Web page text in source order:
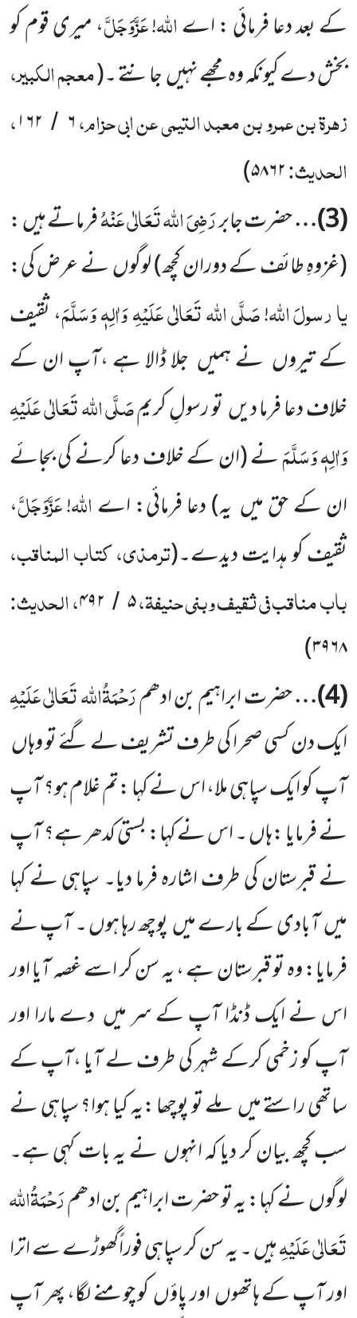
کے بعد دعا فرمائی : اےاللہ!عَزَّوَجَلَّ، میری قوم کو
بخش دے کیونکہ وہ مجھے نہیں جانتے ۔(معجم الکبیر،
زہرۃ بن عمرو بن معبد التیمی عن ابی حزام،۶ / ۱۶۲،
الحدیث:۵۸۶۲)
(3)
…حضرت جابررَضِیَ اللہ تَعَالٰی عَنْہُفرماتے ہیں :
(غزوہِ طائف کے دوران کچھ)لوگوں نے عرض کی:
یارسولَاللہ!صَلَّی اللہ تَعَالٰی عَلَیْہِ وَاٰلِہٖ وَسَلَّمَ، ثقیف
کے تیروں نے ہمیں جلا ڈالا ہے ،آپ ان کے
خلاف دعا فرما دیں تو رسولِ کریمصَلَّی اللہ تَعَالٰی عَلَیْہِ
وَاٰلِہٖ وَسَلَّمَنے(ان کے خلاف دعا کرنے کی بجائے
ان کے حق میں یہ)دعا فرمائی: اےاللہ!عَزَّوَجَلَّ،
ثقیف کو ہدایت دیدے۔(ترمذی، کتاب المناقب،
باب مناقب فی ثقیف وبنی حنیفۃ،۵ / ۴۹۲، الحدیث:
۳۹۶۸)
(4)
…حضرت ابراہیم بن ادھمرَحْمَۃُاللہ تَعَالٰی عَلَیْہِ
ایک دن کسی صحرا کی طرف تشریف لے گئے تو وہاں
آپ کو ایک سپاہی ملا، اس نے کہا :تم غلام ہو؟ آپ
نے فرمایا :ہاں ۔ اس نے کہا: بستی کدھر ہے؟ آپ
نے قبرستان کی طرف اشارہ فرما دیا۔ سپاہی نے کہا
میں آبادی کے بارے میں پوچھ رہا ہوں ۔ آپ نے
فرمایا: وہ تو قبرستان ہے ، یہ سن کر اسے غصہ آیا اور
اس نے ایک ڈنڈا آپ کے سر میں دے مارا اور
آپ کو زخمی کرکے شہر کی طرف لے آیا ،آپ کے
ساتھی راستے میں ملے تو پوچھا :یہ کیا ہوا؟ سپاہی نے
سب کچھ بیان کر دیا کہ انہوں نے یہ بات کہی ہے۔
لوگوں نے کہا: یہ تو حضرت ابراہیم بن ادھمرَحْمَۃُاللہ
تَعَالٰی عَلَیْہِہیں ۔ یہ سن کر سپاہی فوراًگھوڑے سے اترا
اور آپ کے ہاتھوں اور پاؤں کو چومنے لگا، پھر آپ